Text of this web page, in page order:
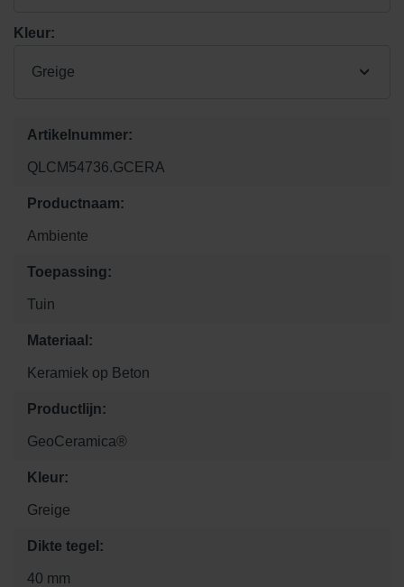
Kleur:
Greige
Artikelnummer:
QLCM54736.GCERA
Productnaam:
Ambiente
Toepassing:
Tuin
Materiaal:
Keramiek op Beton
Productlijn:
GeoCeramica®
Kleur:
Greige
Dikte tegel:
40 mm